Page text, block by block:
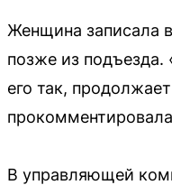
Женщина записала
позже из
его так,
В управляющей